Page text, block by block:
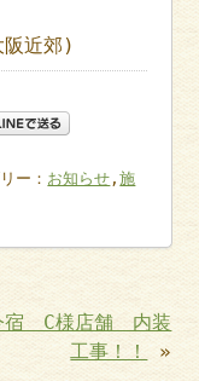
阪近郊)
ー： お知らせ ,施
宿 C様店舗 内装
工事！！
»